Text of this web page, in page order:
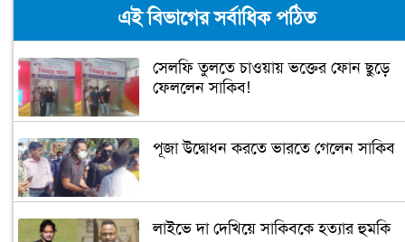
এই বিভাগের সর্বাধিক পঠিত
সেলফি তুলতে চাওয়ায় ভক্তের ফোন ছুড়ে
ফেললেন সাকিব!
পূজা উদ্বোধন করতে ভারতে গেলেন সাকিব
লাইভে দা দেখিয়ে সাকিবকে হত্যার হুমকি